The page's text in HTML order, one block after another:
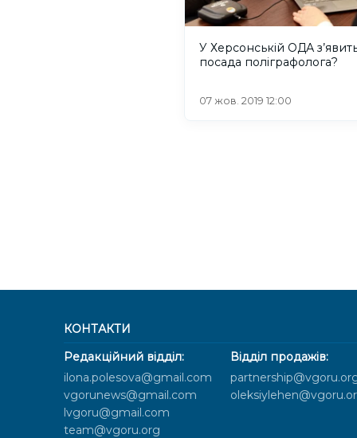
У Херсонській ОДА
посада поліграфолога?
07 жов. 2019 12:00
КОНТАКТИ
Редакційний відділ:
ilona.polesova@gmail.com
vgorunews@gmail.com
lvgoru@gmail.com
team@vgoru.org
Відділ продажів: